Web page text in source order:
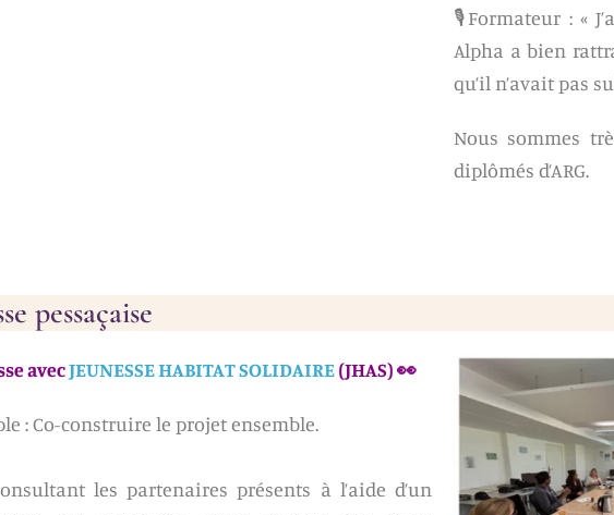
🎙️Formateur : «
Alpha a bien
qu’il n’avait pas
Nous sommes
diplômés d’ARG.
pessaçaise
avecJEUNESSE HABITAT SOLIDAIRE(JHAS) 👀
: Co-construire le projet ensemble.
les partenaires présents à l’aide d’un